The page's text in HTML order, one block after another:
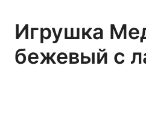
Игрушка
бежевый с